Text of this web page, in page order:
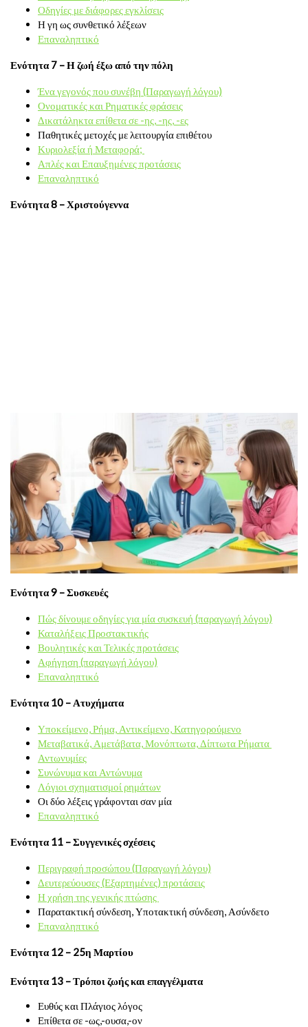
Οδηγίες με διάφορες εγκλίσεις
Η γη ως συνθετικό λέξεων
Επαναληπτικό
Ενότητα 7 – Η ζωή έξω από την πόλη
Ένα γεγονός που συνέβη (Παραγωγή λόγου)
Ονοματικές και Ρηματικές φράσεις
Δικατάληκτα επίθετα σε -ης, -ης, -ες
Παθητικές μετοχές με λειτουργία επιθέτου
Κυριολεξία ή Μεταφορά;
Απλές και Επαυξημένες προτάσεις
Επαναληπτικό
Ενότητα 8 – Χριστούγεννα
Ενότητα 9 – Συσκευές
Πώς δίνουμε οδηγίες για μία συσκευή (παραγωγή λόγου)
Καταλήξεις Προστακτικής
Βουλητικές και Τελικές προτάσεις
Αφήγηση (παραγωγή λόγου)
Επαναληπτικό
Ενότητα 10 – Ατυχήματα
Υποκείμενο, Ρήμα, Αντικείμενο, Κατηγορούμενο
Μεταβατικά, Αμετάβατα, Μονόπτωτα, Δίπτωτα Ρήματα
Αντωνυμίες
Συνώνυμα και Αντώνυμα
Λόγιοι σχηματισμοί ρημάτων
Οι δύο λέξεις γράφονται σαν μία
Επαναληπτικό
Ενότητα 11 – Συγγενικές σχέσεις
Περιγραφή προσώπου (Παραγωγή λόγου)
Δευτερεύουσες (Εξαρτημένες) προτάσεις
Η χρήση της γενικής πτώσης
Παρατακτική σύνδεση, Υποτακτική σύνδεση, Ασύνδετο
Επαναληπτικό
Ενότητα 12 – 25η Μαρτίου
Ενότητα 13 – Τρόποι ζωής και επαγγέλματα
Ευθύς και Πλάγιος λόγος
Επίθετα σε -ως,-ουσα,-ον